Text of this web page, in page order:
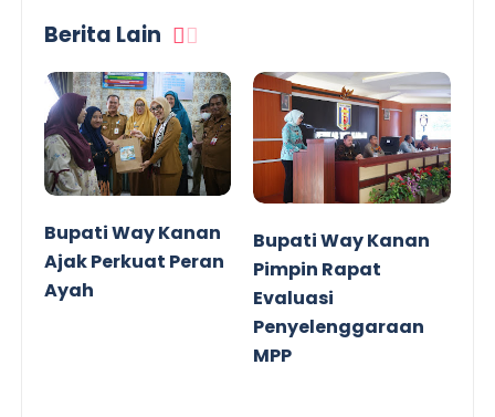
Berita Lain
Bupati Way Kanan
Ajak Perkuat Peran
Ayah
Bupati Way Kanan
Pimpin Rapat
Evaluasi
Penyelenggaraan
MPP